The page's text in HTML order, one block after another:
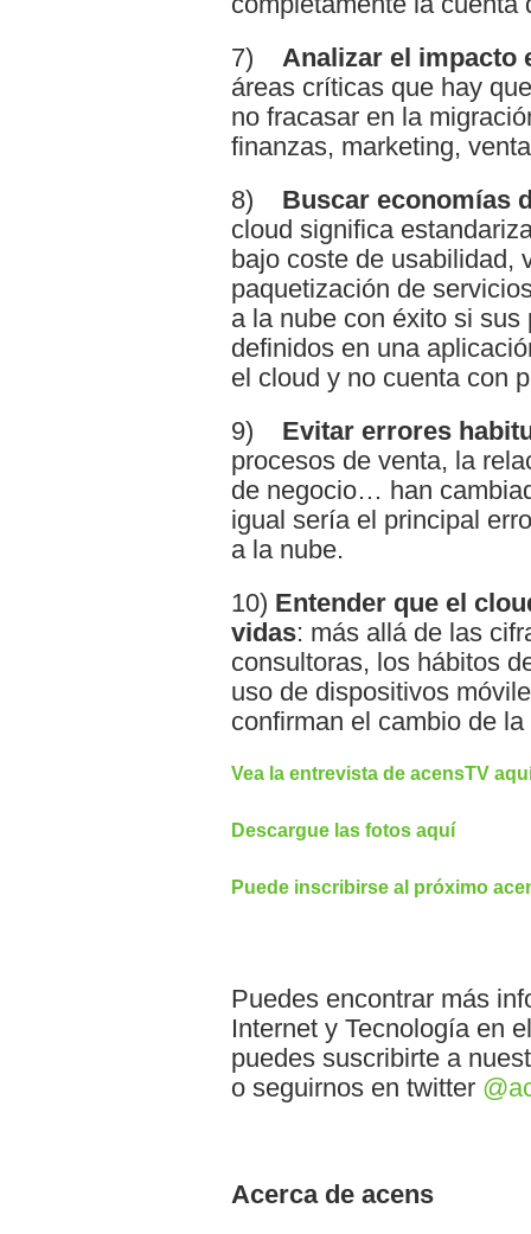
7) Analizar el impacto
áreas críticas que hay
no fracasar en la
finanzas, marketing,
8) Buscar economías
cloud significa
bajo coste de usabilidad,
paquetización de
a la nube con éxito si
definidos en una
el cloud y no cuenta con
9) Evitar errores
procesos de venta, la
de negocio… han
igual sería el principal
a la nube.
10) Entender que el
vidas: más allá de las
consultoras, los hábitos
uso de dispositivos
confirman el cambio de la
Vea la entrevista de acensTV
Descargue las fotos aquí
Puede inscribirse al próximo
Puedes encontrar más
Internet y Tecnología en
puedes suscribirte a
o seguirnos en twitter
Acerca de acens